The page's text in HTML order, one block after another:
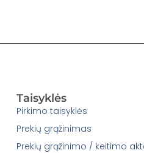
Taisyklės
Pirkimo taisyklės
Prekių grąžinimas
Prekių grąžinimo / keitimo